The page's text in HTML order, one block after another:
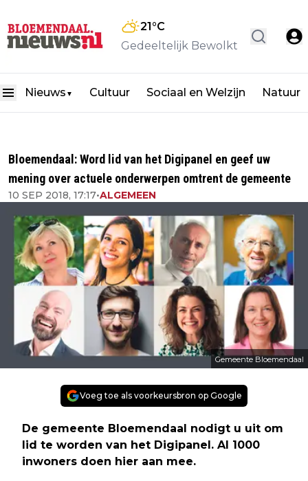
21°C
Gedeeltelijk Bewolkt
Nieuws ▼ Cultuur Sociaal en Welzijn Natuur
Bloemendaal: Word lid van het Digipanel en geef uw
mening over actuele onderwerpen omtrent de gemeente
10 SEP 2018, 17:17•ALGEMEEN
Gemeente Bloemendaal
Voeg toe als voorkeursbron op Google
De gemeente Bloemendaal nodigt u uit om
lid te worden van het Digipanel. Al 1000
inwoners doen hier aan mee.